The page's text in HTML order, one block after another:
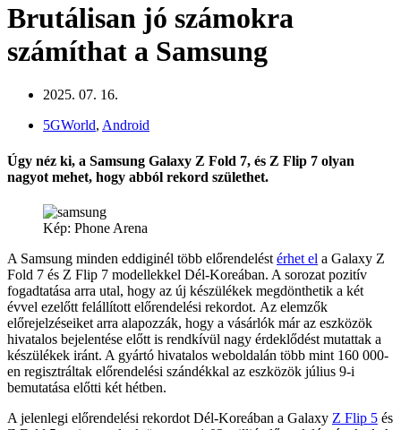
Brutálisan jó számokra
számíthat a Samsung
2025. 07. 16.
5GWorld, Android
Úgy néz ki, a Samsung Galaxy Z Fold 7, és Z Flip 7 olyan
nagyot mehet, hogy abból rekord születhet.
Kép: Phone Arena
A Samsung minden eddiginél több előrendelést érhet el a Galaxy Z
Fold 7 és Z Flip 7 modellekkel Dél-Koreában. A sorozat pozitív
fogadtatása arra utal, hogy az új készülékek megdönthetik a két
évvel ezelőtt felállított előrendelési rekordot. Az elemzők
előrejelzéseiket arra alapozzák, hogy a vásárlók már az eszközök
hivatalos bejelentése előtt is rendkívül nagy érdeklődést mutattak a
készülékek iránt. A gyártó hivatalos weboldalán több mint 160 000-
en regisztráltak előrendelési szándékkal az eszközök július 9-i
bemutatása előtti két hétben.
A jelenlegi előrendelési rekordot Dél-Koreában a Galaxy Z Flip 5 és